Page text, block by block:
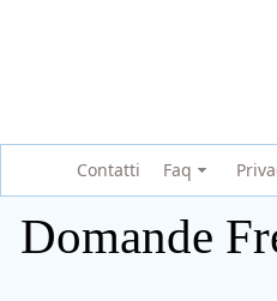
Contatti Faq
Domande